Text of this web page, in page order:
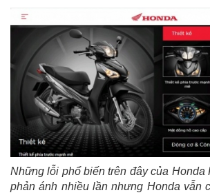
Những lỗi phổ biến trên đây của Honda
phản ánh nhiều lần nhưng Honda vẫn